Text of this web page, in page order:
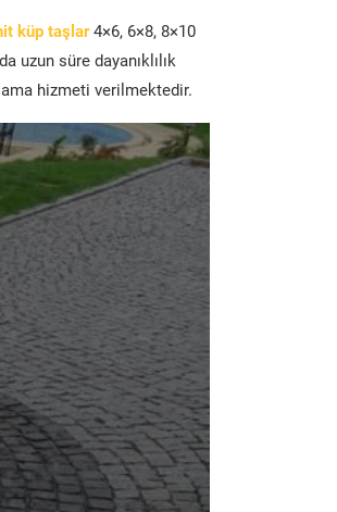
küp taşlar 4×6, 6×8, 8×10
uzun süre dayanıklılık
hizmeti verilmektedir.